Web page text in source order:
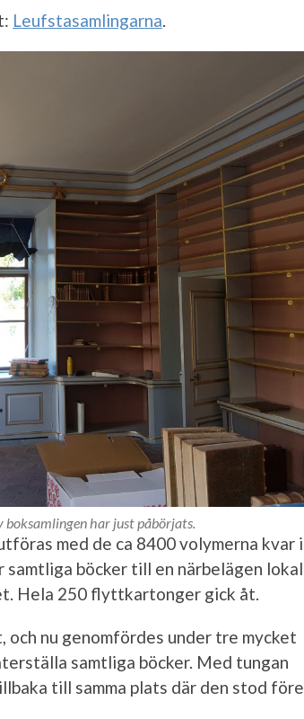
Leufstasamlingarna.
har just påbörjats.
med de ca 8400 volymerna kvar i
böcker till en närbelägen lokal
Hela 250 flyttkartonger gick åt.
nu genomfördes under tre mycket
samtliga böcker. Med tungan
till samma plats där den stod före